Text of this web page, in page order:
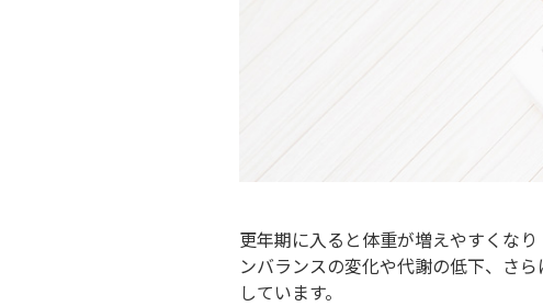
更年期に入ると体重が増えやすくな
ンバランスの変化や代謝の低下、さ
しています。